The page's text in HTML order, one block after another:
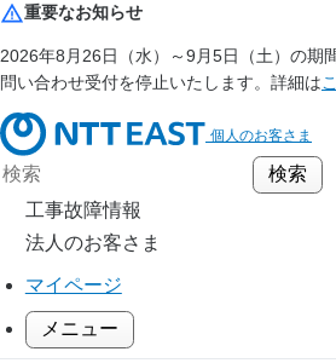
重要なお知らせ
2026年8月26日（水）～9月5日（土）の期
問い合わせ受付を停止いたします。詳細は
個人のお客さま
工事故障情報
法人のお客さま
マイページ
メニュー